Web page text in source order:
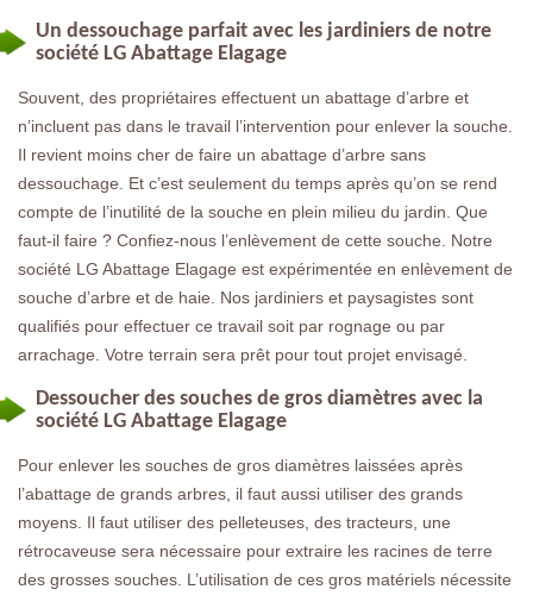
Un dessouchage parfait avec les jardiniers de notre
société LG Abattage Elagage
Souvent, des propriétaires effectuent un abattage d’arbre et
n’incluent pas dans le travail l’intervention pour enlever la souche.
Il revient moins cher de faire un abattage d’arbre sans
dessouchage. Et c’est seulement du temps après qu’on se rend
compte de l’inutilité de la souche en plein milieu du jardin. Que
faut-il faire ? Confiez-nous l’enlèvement de cette souche. Notre
société LG Abattage Elagage est expérimentée en enlèvement de
souche d’arbre et de haie. Nos jardiniers et paysagistes sont
qualifiés pour effectuer ce travail soit par rognage ou par
arrachage. Votre terrain sera prêt pour tout projet envisagé.
Dessoucher des souches de gros diamètres avec la
société LG Abattage Elagage
Pour enlever les souches de gros diamètres laissées après
l’abattage de grands arbres, il faut aussi utiliser des grands
moyens. Il faut utiliser des pelleteuses, des tracteurs, une
rétrocaveuse sera nécessaire pour extraire les racines de terre
des grosses souches. L’utilisation de ces gros matériels nécessite